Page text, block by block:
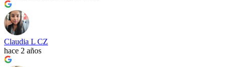
Claudia L CZ
hace 2 años